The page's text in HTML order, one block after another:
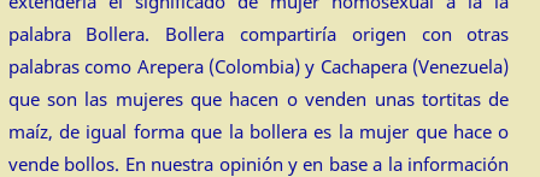
palabra Bollera. Bollera compartiría origen con otras
palabras como Arepera (Colombia) y Cachapera (Venezuela)
que son las mujeres que hacen o venden unas tortitas de
maíz, de igual forma que la bollera es la mujer que hace o
vende bollos. En nuestra opinión y en base a la información